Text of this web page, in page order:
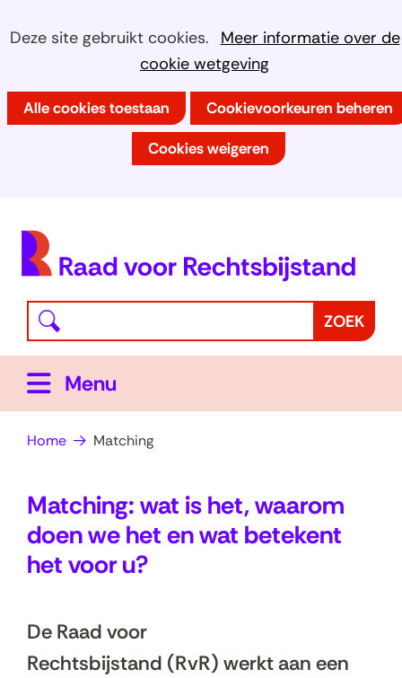
Cookies
Deze site gebruikt cookies.
Meer informatie over de
cookie wetgeving
Hier
het
gebruik
website
worden
toegestaan
Alle cookies toestaan Cookievoorkeuren beheren
Cookies weigeren
naar
de
inhoud
Waar
bent
naar
op
zoek?
ZOEK
Menu
Home Matching
Matching: wat is het, waarom
doen we het en wat betekent
het voor u?
De Raad voor
Rechtsbijstand (RvR) werkt aan een